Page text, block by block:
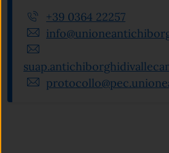
+39 0364 22257